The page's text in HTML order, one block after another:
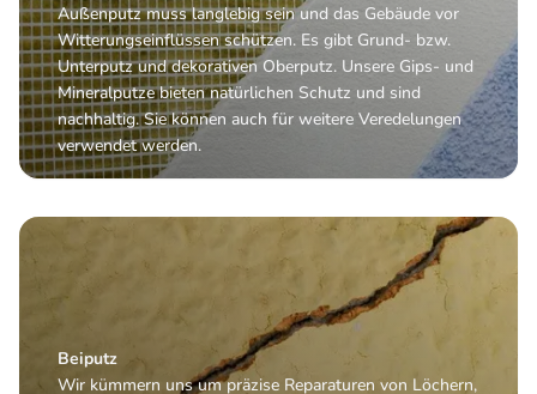
Außenputz muss langlebig sein und das Gebäude vor
Witterungseinflüssen schützen. Es gibt Grund- bzw.
Unterputz und dekorativen Oberputz. Unsere Gips- und
Mineralputze bieten natürlichen Schutz und sind
nachhaltig. Sie können auch für weitere Veredelungen
verwendet werden.
Beiputz
Wir kümmern uns um präzise Reparaturen von Löchern,